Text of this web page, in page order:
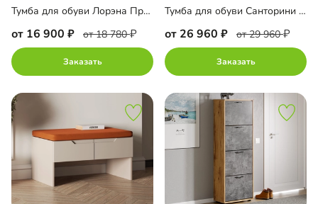
Тумба для обуви Лорэна Премиум Эко
от 16 900 от 18 780
Заказать
Тумба для обуви Санторини Лайф
от 26 960 от 29 960
Заказать